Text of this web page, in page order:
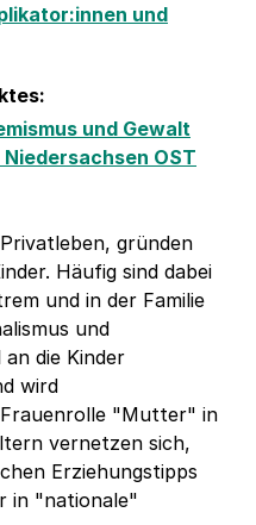
und
und Gewalt
OST
gründen
Häufig sind dabei
und in der Familie
und
die Kinder
wird
Frauenrolle "Mutter" in
vernetzen sich,
Erziehungstipps
in "nationale"